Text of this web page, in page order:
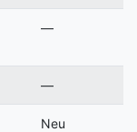
—
—
Neu